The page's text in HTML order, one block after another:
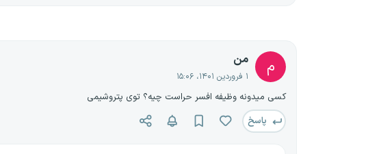
م من
۱ فروردین ۱۴۰۱، ۱۵:۰۶
کسی میدونه وظیفه افسر حراست چیه؟ توی پتروشیمی
پاسخ